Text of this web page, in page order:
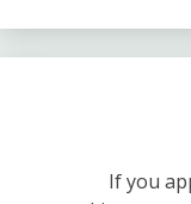
If you